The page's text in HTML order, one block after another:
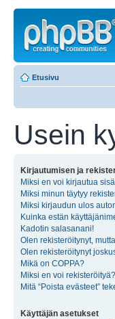
Etusivu
Usein
Kirjautumisen ja
Miksi en voi kirjautua
Miksi minun täytyy
Miksi kirjaudun ulos
Kuinka estän
Kadotin salasanani!
Olen rekisteröitynyt,
Olen rekisteröitynyt
Mikä on COPPA?
Miksi en voi rekisteröityä?
Mitä “Poista evästeet”
Käyttäjän asetukset